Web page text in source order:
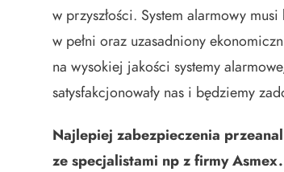
w przyszłości. System alarmowy
w pełni oraz uzasadniony
na wysokiej jakości systemy
satysfakcjonowały nas i będziemy
Najlepiej zabezpieczenia
ze specjalistami np z firmy Asmex.